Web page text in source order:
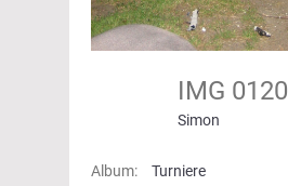
IMG 0120
Simon
Album:
Turniere